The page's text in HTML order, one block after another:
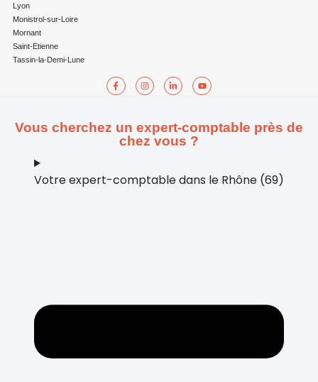
Lyon
Monistrol-sur-Loire
Mornant
Saint-Etienne
Tassin-la-Demi-Lune
Vous cherchez un expert-comptable près de
chez vous ?
Votre expert-comptable dans le Rhône (69)